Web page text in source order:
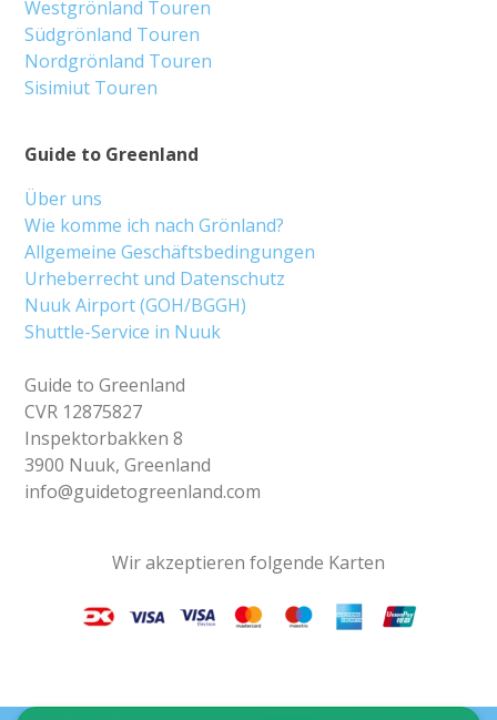
Guide to Greenland
Über uns
Wie komme ich nach Grönland?
Allgemeine Geschäftsbedingungen
Urheberrecht und Datenschutz
Nuuk Airport (GOH/BGGH)
Shuttle-Service in Nuuk
Guide to Greenland
CVR 12875827
Inspektorbakken 8
3900 Nuuk, Greenland
info@guidetogreenland.com
Westgrönland Touren
Südgrönland Touren
Nordgrönland Touren
Sisimiut Touren
Wir akzeptieren folgende Karten